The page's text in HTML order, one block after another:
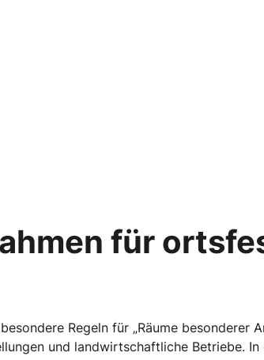
für
Regeln für „Räume besonderer
und landwirtschaftliche Betriebe.